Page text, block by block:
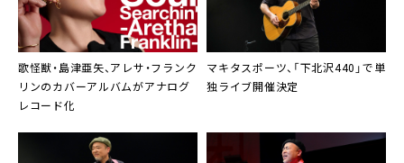
＊コットンクラブ■03-3215-1555 ＊お電話での予約
受付は7/26(金)12:00〜となります。
問い合わせ：
コットンクラブ http://www.cottonclubjapan.c
o.jp/
03-3215-1555（12:00pm – 7:00pm）
歌怪獣・島津亜矢、アレサ・フランク
リンのカバーアルバムがアナログ
レコード化
マキタスポーツ、「下北沢440」で単
独ライブ開催決定